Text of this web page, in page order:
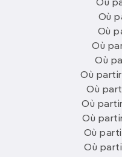
Où
Où
Où
Où
Où
Où
Où
Où
Où
Où
Où